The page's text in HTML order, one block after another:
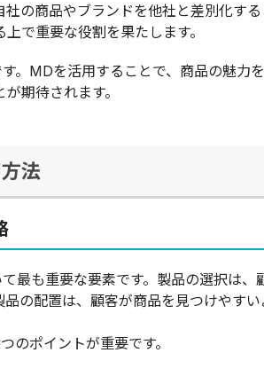
の商品やブランドを他社と差別化す
で重要な役割を果たします。
。MDを活用することで、商品の魅力
期待されます。
法
最も重要な要素です。製品の選択は、
の配置は、顧客が商品を見つけやす
のポイントが重要です。